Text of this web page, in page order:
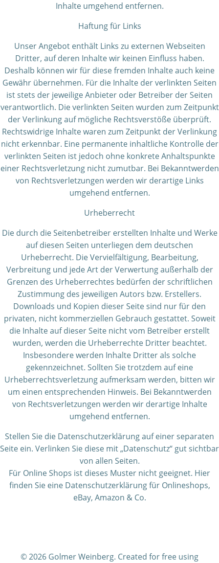
Inhalte umgehend entfernen.
Haftung für Links
Unser Angebot enthält Links zu externen Webseiten
Dritter, auf deren Inhalte wir keinen Einfluss haben.
Deshalb können wir für diese fremden Inhalte auch keine
Gewähr übernehmen. Für die Inhalte der verlinkten Seiten
ist stets der jeweilige Anbieter oder Betreiber der Seiten
verantwortlich. Die verlinkten Seiten wurden zum Zeitpunkt
der Verlinkung auf mögliche Rechtsverstöße überprüft.
Rechtswidrige Inhalte waren zum Zeitpunkt der Verlinkung
nicht erkennbar. Eine permanente inhaltliche Kontrolle der
verlinkten Seiten ist jedoch ohne konkrete Anhaltspunkte
einer Rechtsverletzung nicht zumutbar. Bei Bekanntwerden
von Rechtsverletzungen werden wir derartige Links
umgehend entfernen.
Urheberrecht
Die durch die Seitenbetreiber erstellten Inhalte und Werke
auf diesen Seiten unterliegen dem deutschen
Urheberrecht. Die Vervielfältigung, Bearbeitung,
Verbreitung und jede Art der Verwertung außerhalb der
Grenzen des Urheberrechtes bedürfen der schriftlichen
Zustimmung des jeweiligen Autors bzw. Erstellers.
Downloads und Kopien dieser Seite sind nur für den
privaten, nicht kommerziellen Gebrauch gestattet. Soweit
die Inhalte auf dieser Seite nicht vom Betreiber erstellt
wurden, werden die Urheberrechte Dritter beachtet.
Insbesondere werden Inhalte Dritter als solche
gekennzeichnet. Sollten Sie trotzdem auf eine
Urheberrechtsverletzung aufmerksam werden, bitten wir
um einen entsprechenden Hinweis. Bei Bekanntwerden
von Rechtsverletzungen werden wir derartige Inhalte
umgehend entfernen.
Stellen Sie die Datenschutzerklärung auf einer separaten
Seite ein. Verlinken Sie diese mit „Datenschutz“ gut sichtbar
von allen Seiten.
Für Online Shops ist dieses Muster nicht geeignet. Hier
finden Sie eine Datenschutzerklärung für Onlineshops,
eBay, Amazon & Co.
© 2026 Golmer Weinberg. Created for free using